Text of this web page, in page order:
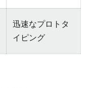
迅速なプロトタ
イピング